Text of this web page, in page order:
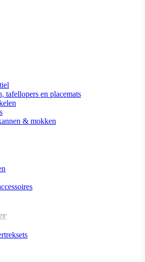
tafellopers en placemats
& mokken